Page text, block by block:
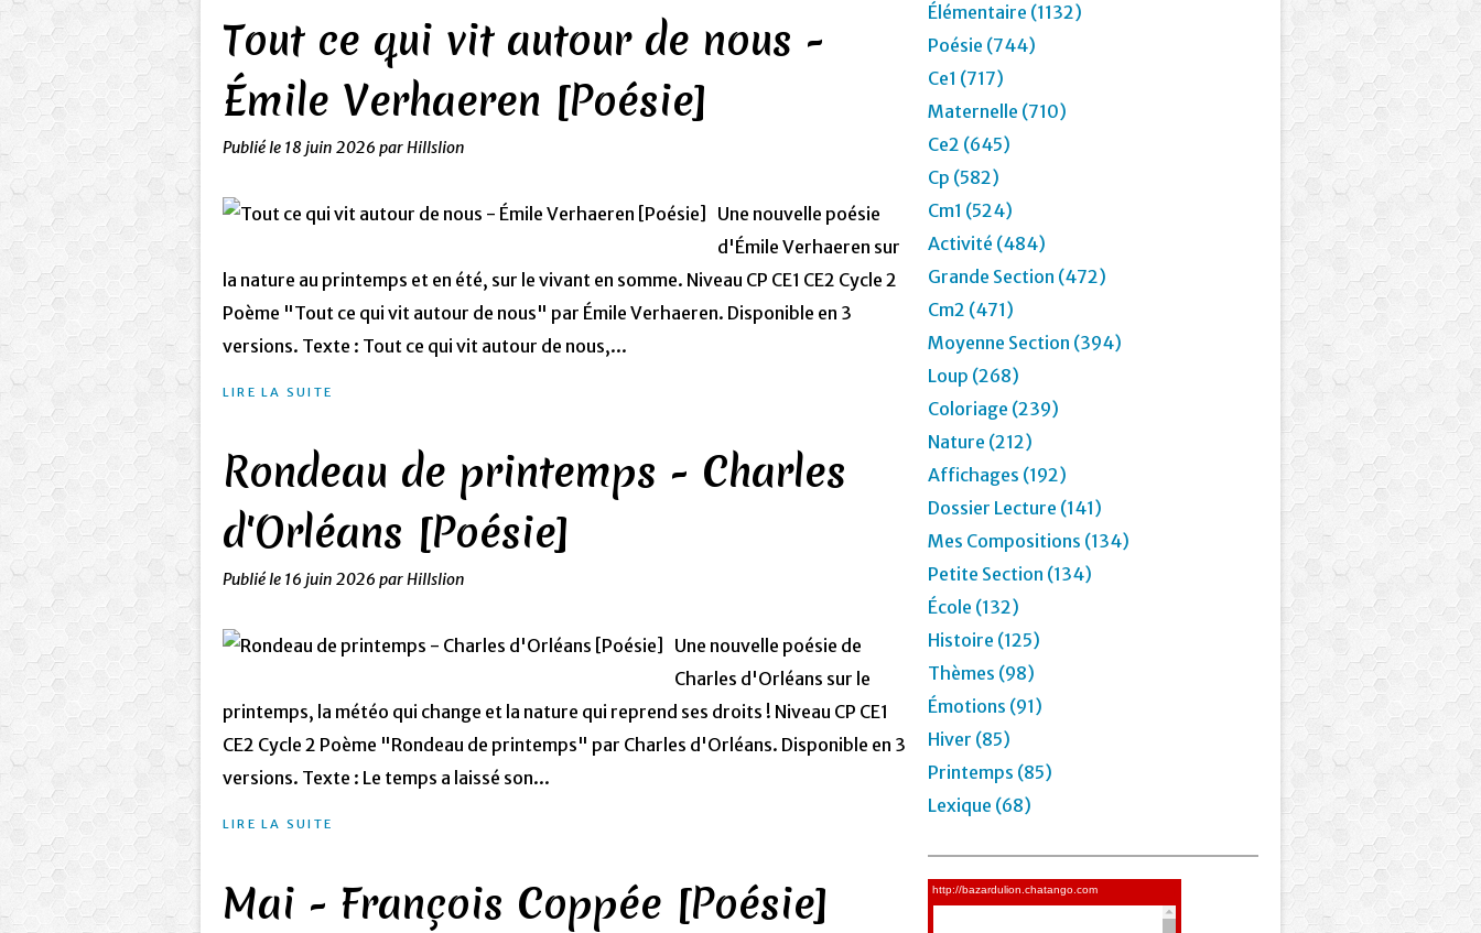
Tout ce qui vit autour de nous -
Émile Verhaeren [Poésie]
Publié le 18 juin 2026 par Hillslion
Une nouvelle poésie
d'Émile Verhaeren sur
la nature au printemps et en été, sur le vivant en somme. Niveau CP CE1 CE2 Cycle 2
Poème "Tout ce qui vit autour de nous" par Émile Verhaeren. Disponible en 3
versions. Texte : Tout ce qui vit autour de nous,...
LIRE LA SUITE
Rondeau de printemps - Charles
d'Orléans [Poésie]
Publié le 16 juin 2026 par Hillslion
Une nouvelle poésie de
Charles d'Orléans sur le
printemps, la météo qui change et la nature qui reprend ses droits ! Niveau CP CE1
CE2 Cycle 2 Poème "Rondeau de printemps" par Charles d'Orléans. Disponible en 3
versions. Texte : Le temps a laissé son...
LIRE LA SUITE
Mai - François Coppée [Poésie]
Élémentaire (1132)
Poésie (744)
Ce1 (717)
Maternelle (710)
Ce2 (645)
Cp (582)
Cm1 (524)
Activité (484)
Grande Section (472)
Cm2 (471)
Moyenne Section (394)
Loup (268)
Coloriage (239)
Nature (212)
Affichages (192)
Dossier Lecture (141)
Mes Compositions (134)
Petite Section (134)
École (132)
Histoire (125)
Thèmes (98)
Émotions (91)
Hiver (85)
Printemps (85)
Lexique (68)